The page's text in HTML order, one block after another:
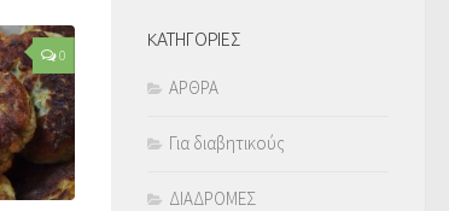
0
KΑΤΗΓΟΡΙΕΣ
ΑΡΘΡΑ
Για διαβητικούς
ΔΙΑΔΡΟΜΕΣ